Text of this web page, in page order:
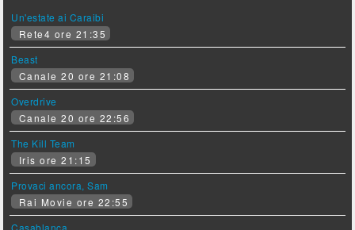
Un'estate ai Caraibi
Rete4 ore 21:35
Beast
Canale 20 ore 21:08
Overdrive
Canale 20 ore 22:56
The Kill Team
Iris ore 21:15
Provaci ancora, Sam
Rai Movie ore 22:55
Casablanca